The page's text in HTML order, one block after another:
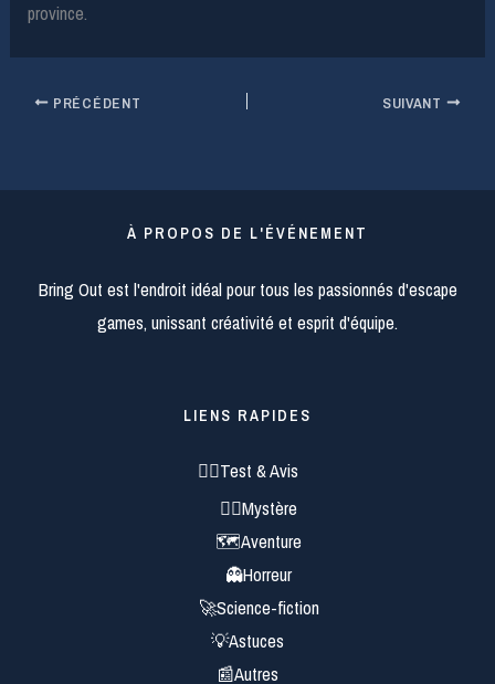
province.
PRÉCÉDENT SUIVANT
À PROPOS DE L'ÉVÉNEMENT
Bring Out est l'endroit idéal pour tous les passionnés d'escape
games, unissant créativité et esprit d'équipe.
LIENS RAPIDES
🕵️‍♂️Test & Avis
🕵️‍♀️Mystère
🗺️Aventure
👻Horreur
🚀Science-fiction
💡Astuces
📰Autres